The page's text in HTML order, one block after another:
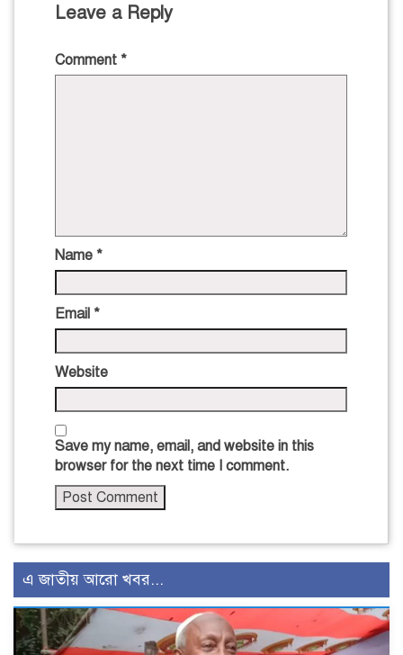
Leave a Reply
Comment *
Name *
Email *
Website
Save my name, email, and website in this
browser for the next time I comment.
এ জাতীয় আরো খবর...